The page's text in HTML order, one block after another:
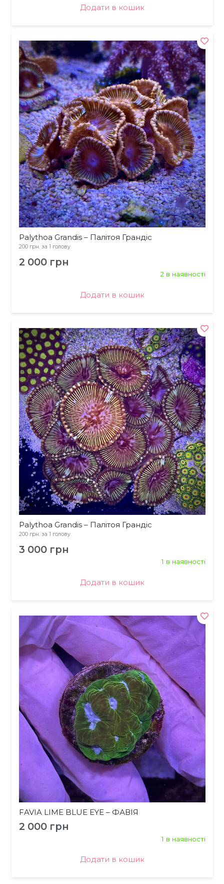
Додати в кошик
Palythoa Grandis – Палітоя Грандіс
200 грн. за 1 голову
2 000 грн
2 в наявності
Додати в кошик
Palythoa Grandis – Палітоя Грандіс
200 грн. за 1 голову
3 000 грн
1 в наявності
Додати в кошик
FAVIA LIME BLUE EYE – ФАВІЯ
2 000 грн
1 в наявності
Додати в кошик